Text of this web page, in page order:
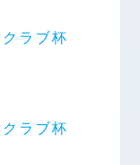
ラブ杯
ラブ杯